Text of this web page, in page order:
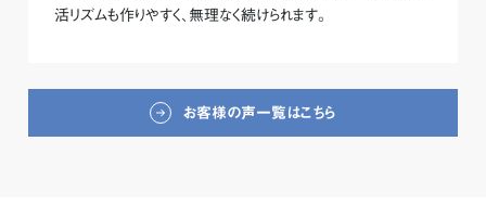
活リズムも作りやすく、無理なく続けられます。
お客様の声一覧はこちら